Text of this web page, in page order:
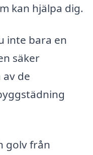
kan hjälpa dig.
inte bara en
säker
de
golv från